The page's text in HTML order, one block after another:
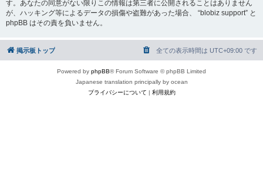
す。あなたの同意がない限りこの情報は第三者に公開されることはありません
が、ハッキング等によるデータの損傷や盗難があった場合、 “blobiz support” と
phpBB はその責を負いません。
掲示板トップ 全ての表示時間は UTC+09:00 です
Powered by phpBB® Forum Software © phpBB Limited
Japanese translation principally by ocean
プライバシーについて | 利用規約